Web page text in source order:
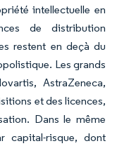
intellectuelle en
de distribution
restent en deçà du
Les grands
AstraZeneca,
et des licences,
Dans le même
capital-risque, dont